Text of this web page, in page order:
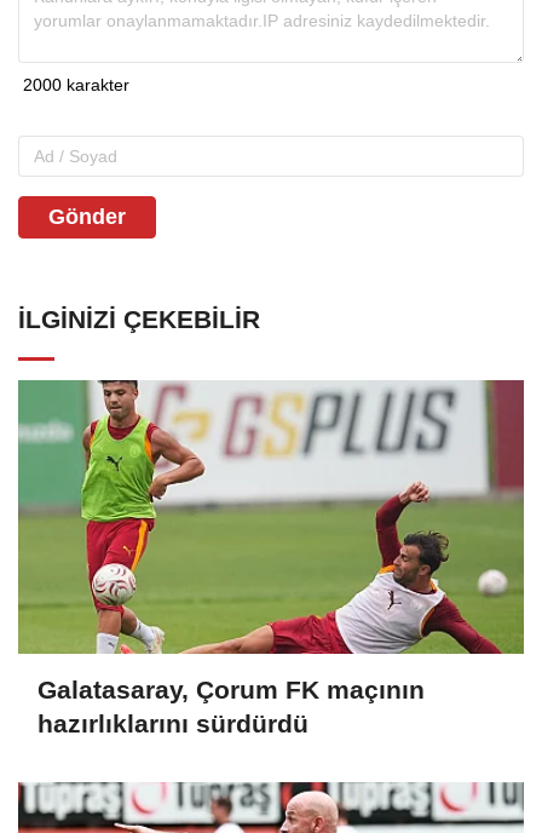
Gönder
İLGINIZI ÇEKEBILIR
Galatasaray, Çorum FK maçının
hazırlıklarını sürdürdü